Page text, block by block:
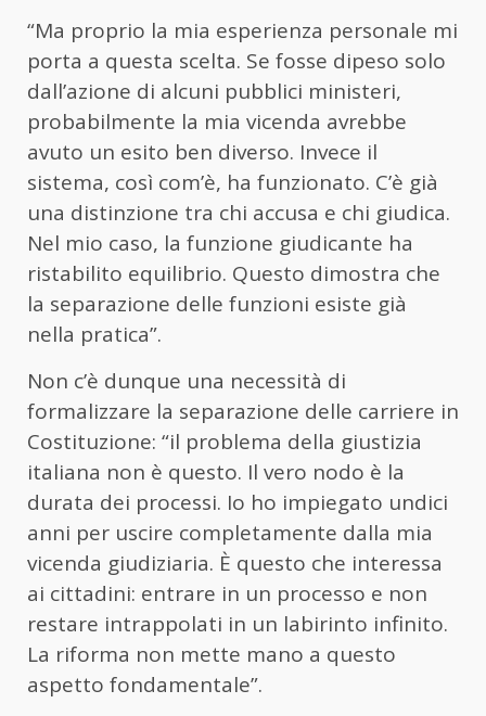
“Ma proprio la mia esperienza personale mi
porta a questa scelta. Se fosse dipeso solo
dall’azione di alcuni pubblici ministeri,
probabilmente la mia vicenda avrebbe
avuto un esito ben diverso. Invece il
sistema, così com’è, ha funzionato. C’è già
una distinzione tra chi accusa e chi giudica.
Nel mio caso, la funzione giudicante ha
ristabilito equilibrio. Questo dimostra che
la separazione delle funzioni esiste già
nella pratica”.
Non c’è dunque una necessità di
formalizzare la separazione delle carriere in
Costituzione: “il problema della giustizia
italiana non è questo. Il vero nodo è la
durata dei processi. Io ho impiegato undici
anni per uscire completamente dalla mia
vicenda giudiziaria. È questo che interessa
ai cittadini: entrare in un processo e non
restare intrappolati in un labirinto infinito.
La riforma non mette mano a questo
aspetto fondamentale”.